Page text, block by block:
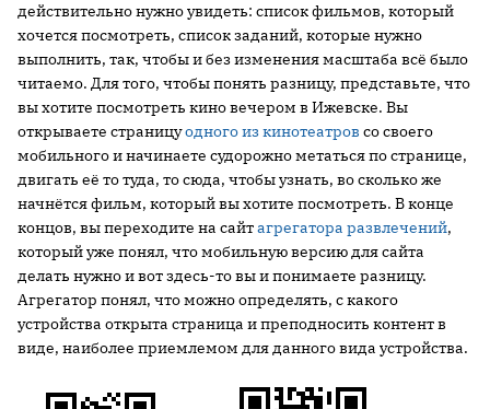
действительно нужно увидеть: список фильмов, который
хочется посмотреть, список заданий, которые нужно
выполнить, так, чтобы и без изменения масштаба всё было
читаемо. Для того, чтобы понять разницу, представьте, что
вы хотите посмотреть кино вечером в Ижевске. Вы
открываете страницуодного из кинотеатров со своего
мобильного и начинаете судорожно метаться по странице,
двигать её то туда, то сюда, чтобы узнать, во сколько же
начнётся фильм, который вы хотите посмотреть. В конце
концов, вы переходите на сайтагрегатора развлечений,
который уже понял, что мобильную версию для сайта
делать нужно и вот здесь-то вы и понимаете разницу.
Агрегатор понял, что можно определять, с какого
устройства открыта страница и преподносить контент в
виде, наиболее приемлемом для данного вида устройства.